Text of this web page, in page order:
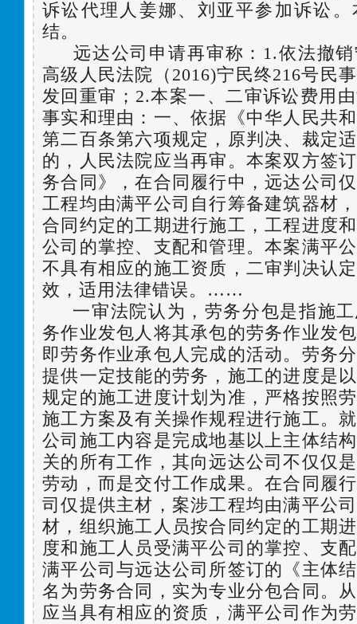
诉讼代理人姜娜、刘亚平参加诉讼
结。
远达公司申请再审称：1.依法撤
高级人民法院（2016)宁民终216号民
发回重审；2.本案一、二审诉讼费用
事实和理由：一、依据《中华人民共
第二百条第六项规定，原判决、裁定
的，人民法院应当再审。本案双方签
务合同》，在合同履行中，远达公司
工程均由满平公司自行筹备建筑器材
合同约定的工期进行施工，工程进度
公司的掌控、支配和管理。本案满平
不具有相应的施工资质，二审判决认
效，适用法律错误。……
一审法院认为，劳务分包是指施工
务作业发包人将其承包的劳务作业发
即劳务作业承包人完成的活动。劳务
提供一定技能的劳务，施工的进度是
规定的施工进度计划为准，严格按照
施工方案及有关操作规程进行施工。
公司施工内容是完成地基以上主体结
关的所有工作，其向远达公司不仅仅
劳动，而是交付工作成果。在合同履
司仅提供主材，案涉工程均由满平公
材，组织施工人员按合同约定的工期
度和施工人员受满平公司的掌控、支
满平公司与远达公司所签订的《主体
名为劳务合同，实为专业分包合同。
应当具有相应的资质，满平公司作为